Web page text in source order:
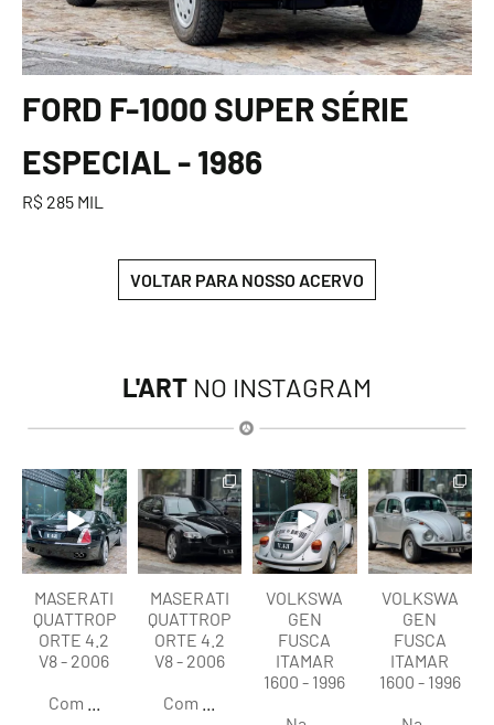
FORD F-1000 SUPER SÉRIE
ESPECIAL - 1986
R$ 285 MIL
VOLTAR PARA NOSSO ACERVO
L'ART NO INSTAGRAM
lart.br
Ago 6
MASERATI
QUATTROP
ORTE 4.2
V8 - 2006
Com
lart.br
Ago 6
MASERATI
QUATTROP
ORTE 4.2
V8 - 2006
Com
lart.br
Ago 6
VOLKSWA
GEN
FUSCA
ITAMAR
1600 - 1996
lart.br
Ago 6
VOLKSWA
GEN
FUSCA
ITAMAR
1600 - 1996